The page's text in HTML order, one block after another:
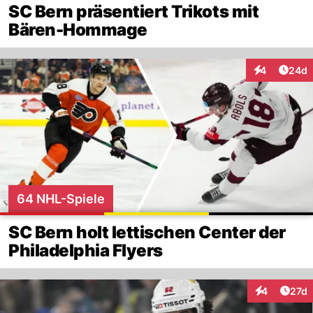
SC Bern präsentiert Trikots mit
Bären-Hommage
4
Interaktionen
24d
64 NHL-Spiele
SC Bern holt lettischen Center der
Philadelphia Flyers
4
Interaktionen
27d